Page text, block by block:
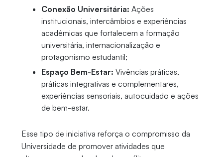
Conexão Universitária: Ações
institucionais, intercâmbios e experiências
acadêmicas que fortalecem a formação
universitária, internacionalização e
protagonismo estudantil;
Espaço Bem-Estar: Vivências práticas,
práticas integrativas e complementares,
experiências sensoriais, autocuidado e ações
de bem-estar.
Esse tipo de iniciativa reforça o compromisso da
Universidade de promover atividades que